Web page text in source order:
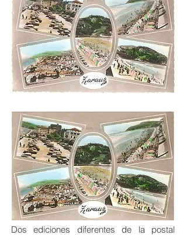
Dos ediciones diferentes de la postal